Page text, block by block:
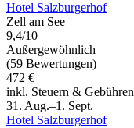
Hotel Salzburgerhof
Zell am See
9,4/10
Außergewöhnlich
(59 Bewertungen)
472 €
inkl. Steuern & Gebühren
31. Aug.–1. Sept.
Hotel Salzburgerhof